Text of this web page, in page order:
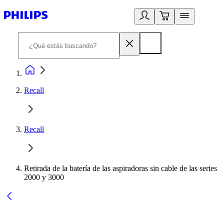
Recall
Recall
Retirada de la batería de las aspiradoras sin cable de las series
2000 y 3000